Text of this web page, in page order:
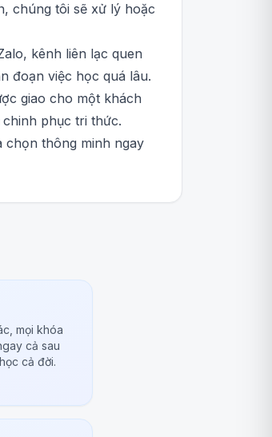
chúng tôi sẽ xử lý hoặc
kênh liên lạc quen
đoạn việc học quá lâu.
giao cho một khách
phục tri thức.
chọn thông minh ngay
mọi khóa
cả sau
cả đời.